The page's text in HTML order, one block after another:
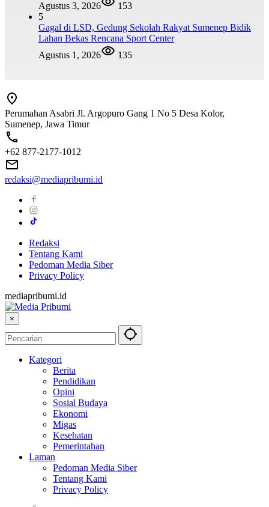
Agustus 3, 2026
153
5
Gagal di LSD, Gedung Sekolah Rakyat Sumenep Bidik
Lahan Bekas Rencana Sport Center
Agustus 1, 2026
135
Perumahan Asabri Jl. Argopuro Gang 1 No 5 Desa Kolor,
Sumenep, Jawa Timur
+62 877-2177-1012
redaksi@mediapribumi.id
Redaksi
Tentang Kami
Pedoman Media Siber
Privacy Policy
mediapribumi.id
×
Kategori
Berita
Pendidikan
Opini
Sosial Budaya
Ekonomi
Migas
Kesehatan
Pemerintahan
Laman
Pedoman Media Siber
Tentang Kami
Privacy Policy